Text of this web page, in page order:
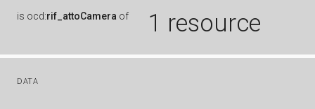
is ocd:rif_attoCamera of 1 resource
DATA